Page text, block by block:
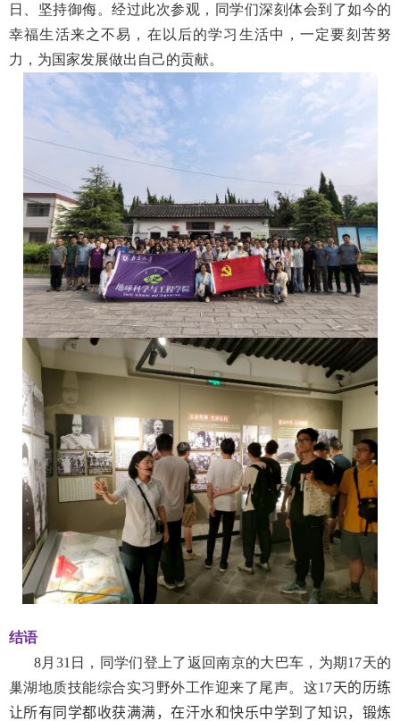
日、坚持御侮。经过此次参观，同学们深刻体会到了如今的
幸福生活来之不易，在以后的学习生活中，一定要刻苦努
力，为国家发展做出自己的贡献。
结语
8月 31 日，同学们登上了返回南京的大巴车，为期17天的
巢湖地质技能综合实习野外工作迎来了尾声。这17天的历练
让所有同学都收获满满，在汗水和快乐中学到了知识，锻炼